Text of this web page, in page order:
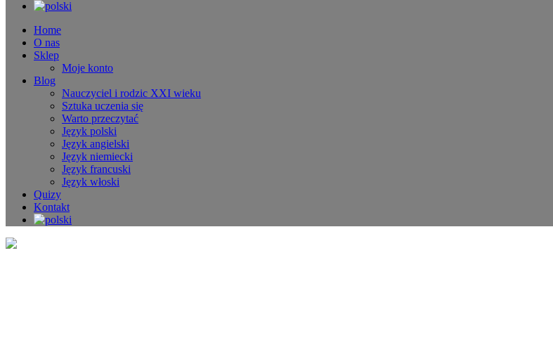
Home
O nas
Sklep
Moje konto
Blog
Nauczyciel i rodzic XXI wieku
Sztuka uczenia się
Warto przeczytać
Język polski
Język angielski
Język niemiecki
Język francuski
Język włoski
Quizy
Kontakt